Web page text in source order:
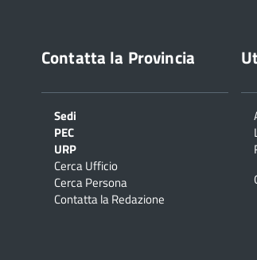
Contatta la Provincia
Sedi
PEC
URP
Cerca Ufficio
Cerca Persona
Contatta la Redazione